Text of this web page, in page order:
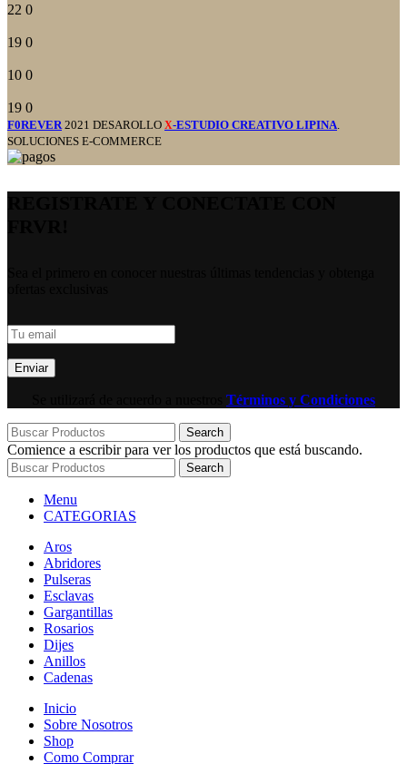
22 0
19 0
10 0
19 0
F0REVER 2021 DESAROLLO X-ESTUDIO CREATIVO LIPINA
SOLUCIONES E-COMMERCE
Términos y Condiciones
Search
Comience a escribir para ver los productos que está buscando.
Search
Menu
CATEGORIAS
Aros
Abridores
Pulseras
Esclavas
Gargantillas
Rosarios
Dijes
Anillos
Cadenas
Inicio
Sobre Nosotros
Shop
Como Comprar